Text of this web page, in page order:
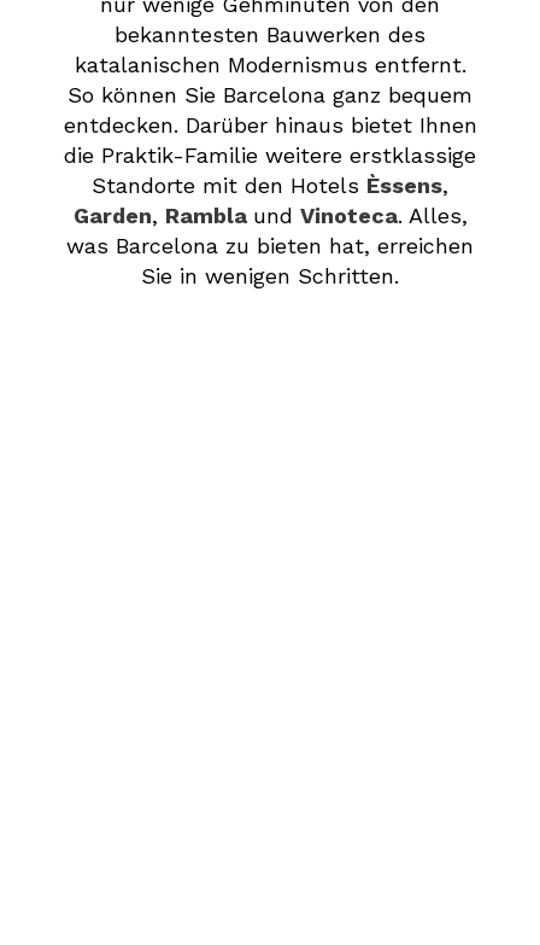
bekanntesten Bauwerken des
katalanischen Modernismus entfernt.
So können Sie Barcelona ganz bequem
entdecken. Darüber hinaus bietet Ihnen
die Praktik-Familie weitere erstklassige
Standorte mit den Hotels Èssens,
Garden, Rambla und Vinoteca. Alles,
was Barcelona zu bieten hat, erreichen
Sie in wenigen Schritten.